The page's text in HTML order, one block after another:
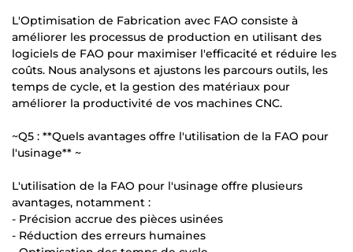
L'Optimisation de Fabrication avec FAO consiste à
améliorer les processus de production en utilisant des
logiciels de FAO pour maximiser l'efficacité et réduire les
coûts. Nous analysons et ajustons les parcours outils, les
temps de cycle, et la gestion des matériaux pour
améliorer la productivité de vos machines CNC.
~Q5 : **Quels avantages offre l'utilisation de la FAO pour
l'usinage** ~
L'utilisation de la FAO pour l'usinage offre plusieurs
avantages, notamment :
- Précision accrue des pièces usinées
- Réduction des erreurs humaines